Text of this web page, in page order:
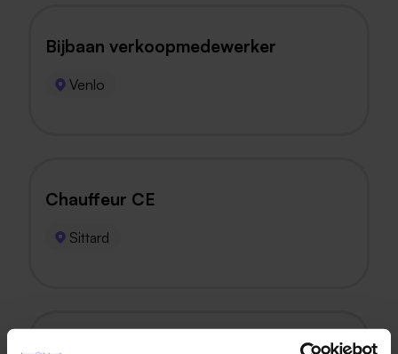
Bijbaan verkoopmedewerker
Venlo
Chauffeur CE
Sittard